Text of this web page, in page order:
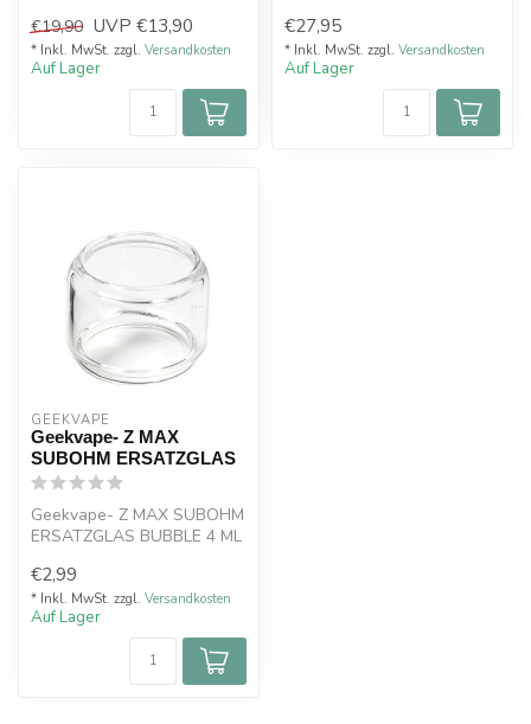
Airflow ausgestatte...
€19,90 UVP €13,90
* Inkl. MwSt. zzgl. Versandkosten
Auf Lager
€27,95
* Inkl. MwSt. zzgl. Versandkosten
Auf Lager
GEEKVAPE
Geekvape- Z MAX
SUBOHM ERSATZGLAS
Geekvape- Z MAX SUBOHM
ERSATZGLAS BUBBLE 4 ML
€2,99
* Inkl. MwSt. zzgl. Versandkosten
Auf Lager